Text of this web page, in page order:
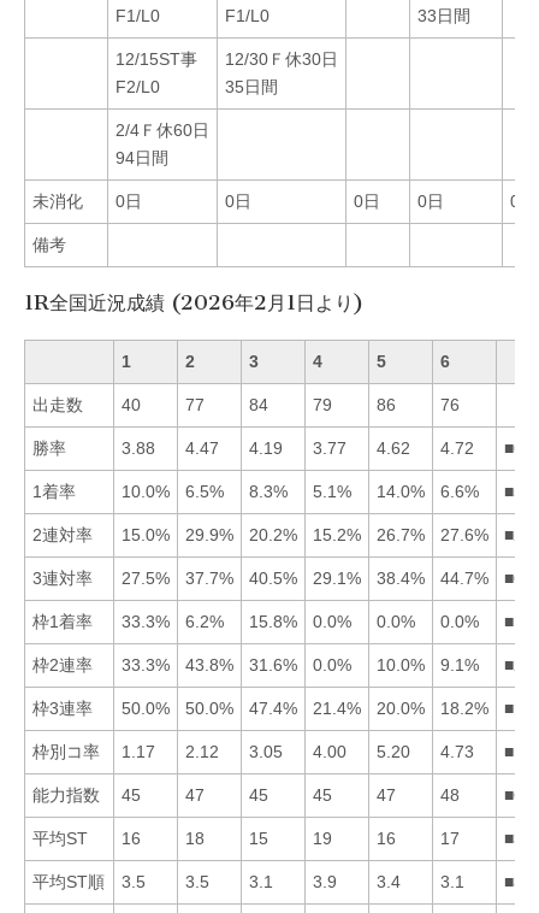
F1/L0
F1/L0
33日間
12/15ST事
F2/L0
12/30Ｆ休30日
35日間
2/4Ｆ休60日
94日間
未消化 0日 0日 0日 0日 0日
備考
1R全国近況成績 (2026年2月1日より)
1 2 3 4 5 6
出走数 40 77 84 79 86 76
勝率 3.88 4.47 4.19 3.77 4.62 4.72
1着率 10.0% 6.5% 8.3% 5.1% 14.0% 6.6%
2連対率 15.0% 29.9% 20.2% 15.2% 26.7% 27.6%
3連対率 27.5% 37.7% 40.5% 29.1% 38.4% 44.7%
枠1着率 33.3% 6.2% 15.8% 0.0% 0.0% 0.0%
枠2連率 33.3% 43.8% 31.6% 0.0% 10.0% 9.1%
枠3連率 50.0% 50.0% 47.4% 21.4% 20.0% 18.2%
枠別コ率 1.17 2.12 3.05 4.00 5.20 4.73
能力指数 45 47 45 45 47 48
平均ST 16 18 15 19 16 17
平均ST順 3.5 3.5 3.1 3.9 3.4 3.1